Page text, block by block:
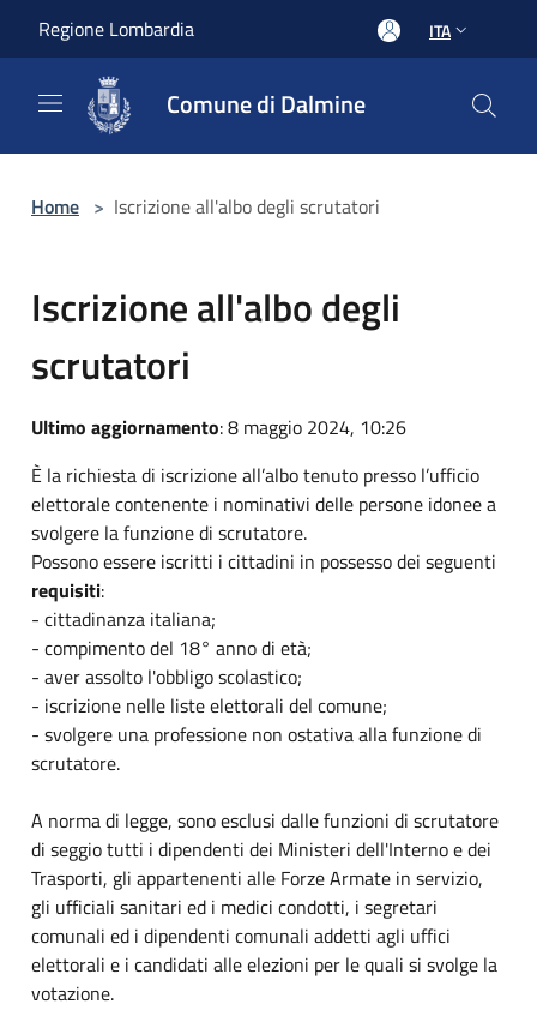
Regione Lombardia ITA
Comune di Dalmine
Home > Iscrizione all'albo degli scrutatori
Iscrizione all'albo degli
scrutatori
Ultimo aggiornamento: 8 maggio 2024, 10:26
È la richiesta di iscrizione all’albotenuto presso l’ufficio
elettorale contenente i nominativi delle persone idonee a
svolgere la funzione di scrutatore.
Possono essere iscritti i cittadini in possesso dei seguenti
requisiti:
- cittadinanza italiana;
- compimento del 18° anno di età;
- aver assolto l'obbligo scolastico;
- iscrizione nelle liste elettorali del comune;
- svolgere una professione non ostativa alla funzione di
scrutatore.
A norma di legge, sono esclusi dalle funzioni di scrutatore
di seggio tutti i dipendenti dei Ministeri dell'Interno e dei
Trasporti, gli appartenenti alle Forze Armate in servizio,
gli ufficiali sanitari ed i medici condotti, i segretari
comunali ed i dipendenti comunali addetti agli uffici
elettorali e i candidati alle elezioni per le quali si svolge la
votazione.